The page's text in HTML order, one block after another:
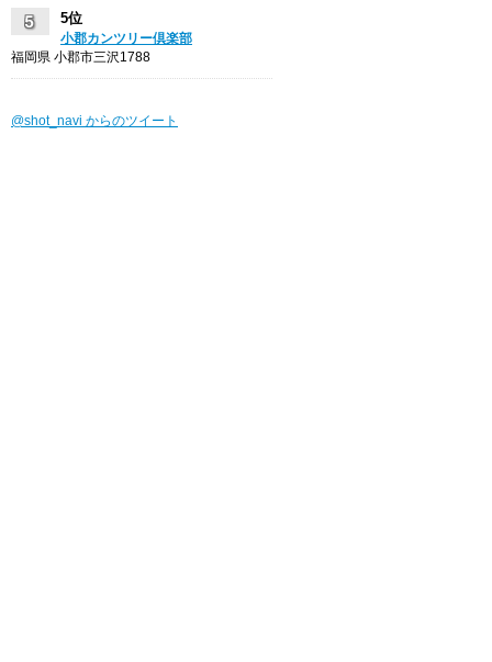
5位
小郡カンツリー倶楽部
福岡県 小郡市三沢1788
@shot_navi からのツイート